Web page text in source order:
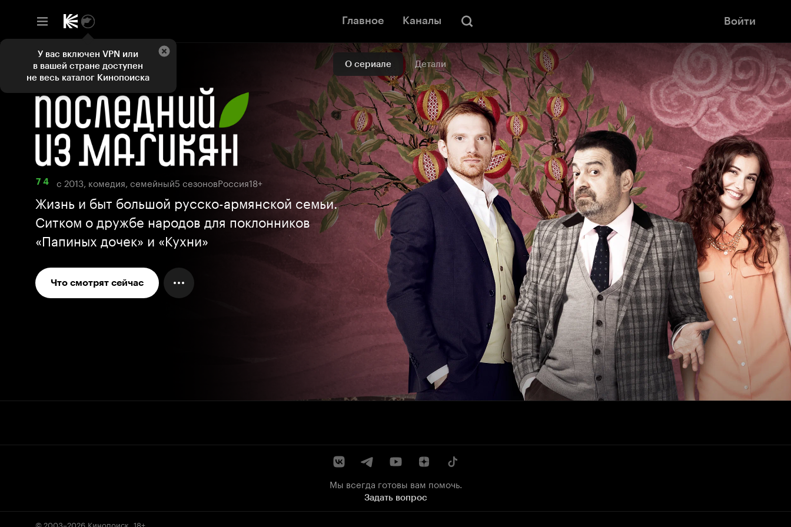
Главное Каналы Войти
О сериале Детали
7 4 с 2013, комедия, семейный5 сезоновРоссия18+
Жизнь и быт большой русско-армянской семьи.
Ситком о дружбе народов для поклонников
«Папиных дочек» и «Кухни»
Что смотрят сейчас
Мы всегда готовы вам помочь.
Задать вопрос
© 2003–2026 Кинопоиск 18+
У вас включен VPN или
в вашей стране доступен
не весь каталог Кинопоиска